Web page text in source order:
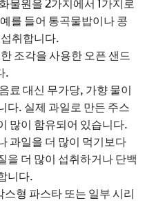
물원을 2가지에서 1가지로
를 들어 통곡물밥이나 콩
취합니다.
조각을 사용한 오픈 샌드
.
료 대신 무가당, 가향 물이
다. 실제 과일로 만든 주스
많이 함유되어 있습니다.
과일을 더 많이 먹기보다
을 더 많이 섭취하거나 단백
니다.
형 파스타 또는 일부 시리